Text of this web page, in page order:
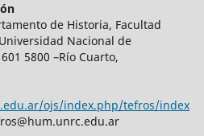
de Historia, Facultad
Nacional de
5800 –Río Cuarto,
ojs/index.php/tefros/index